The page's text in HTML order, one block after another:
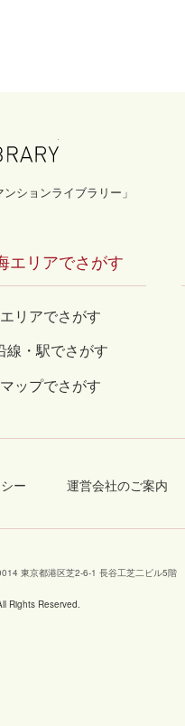
ションライブラリー」
エリアでさがす
エリアでさがす
線・駅でさがす
マップでさがす
ー 運営会社のご案内
東京都港区芝2-6-1 長谷工芝二ビル5階
Rights Reserved.